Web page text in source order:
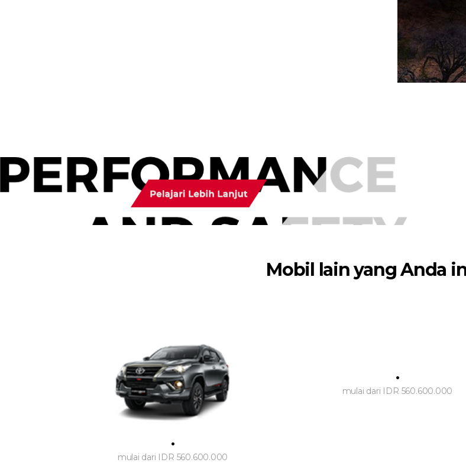
Mobil lain yang Anda
.
mulai dari IDR 560.600.000
.
mulai dari IDR 560.600.000